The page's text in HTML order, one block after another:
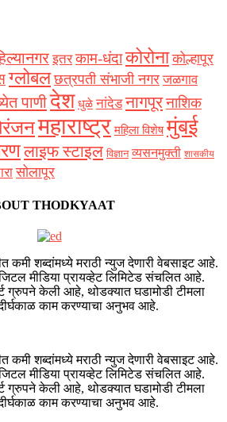
इतर काम-धंदाकोरोना कोल्हापूर
ग्लोबल छत्रपती संभाजी नगर जळगाव
पाणीदेश धुळे नांदेड नागपूरनाशिक
महाराष्ट्र महिला विशेष मुंबई
लाइफ स्टाइल विज्ञान व्यसनमुक्ती शासकीय
सोलापूर
THODKYAAT
कमी शब्दांमध्ये मराठी न्युज देणारी वेबसाइट आहे.
मीडिया प्रायव्हेट लिमिटेड संचलित आहे.
ग्रुपने केली आहे, थोडक्यात घडामोडी टीमला
काम करण्याचा अनुभव आहे.
कमी शब्दांमध्ये मराठी न्युज देणारी वेबसाइट आहे.
मीडिया प्रायव्हेट लिमिटेड संचलित आहे.
ग्रुपने केली आहे, थोडक्यात घडामोडी टीमला
काम करण्याचा अनुभव आहे.